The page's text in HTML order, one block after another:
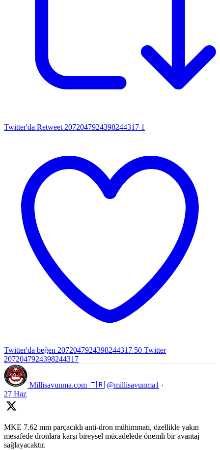
Twitter'da Retweet 2072047924398244317 1
Twitter'da beğen 2072047924398244317 50 Twitter
2072047924398244317
Millisavunma.com 🇹🇷 @millisavunma1 ·
27 Haz
MKE 7.62 mm parçacıklı anti-dron mühimmatı, özellikle yakın
mesafede dronlara karşı bireysel mücadelede önemli bir avantaj
sağlayacaktır.